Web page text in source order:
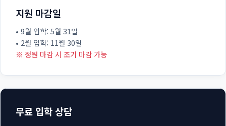
지원 마감일
• 9월 입학: 5월 31일
• 2월 입학: 11월 30일
※ 정원 마감 시 조기 마감 가능
무료 입학 상담